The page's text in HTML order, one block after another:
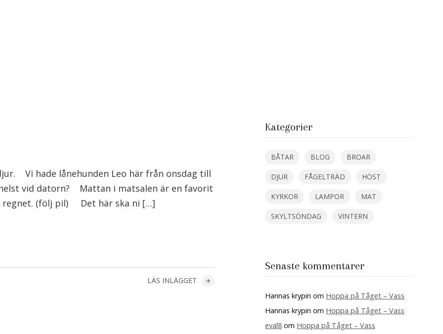
Vi hade lånehunden Leo här från onsdag till
vid datorn? Mattan i matsalen är en favorit
regnet. (följ pil) Det här ska ni […]
LÄS INLÄGGET
Kategorier
BÅTAR BLOG BROAR
DJUR FÅGELTRÄD HÖST
KYRKOR LAMPOR MAT
SKYLTSÖNDAG VINTERN
Senaste kommentarer
Hannas krypin om Hoppa på Tåget – Vass
Hannas krypin om Hoppa på Tåget – Vass
eval8 om Hoppa på Tåget – Vass